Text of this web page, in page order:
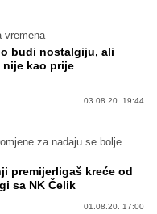
vremena
budi nostalgiju, ali
nije kao prije
03.08.20. 19:44
za nadaju se bolje
premijerligaš kreće od
sa NK Čelik
01.08.20. 17:00